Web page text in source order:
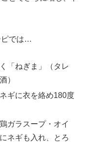
ピでは…
「ねぎま」（タレ
）
ギに衣を絡め180度
ガラスープ・オイ
ネギも入れ、とろ